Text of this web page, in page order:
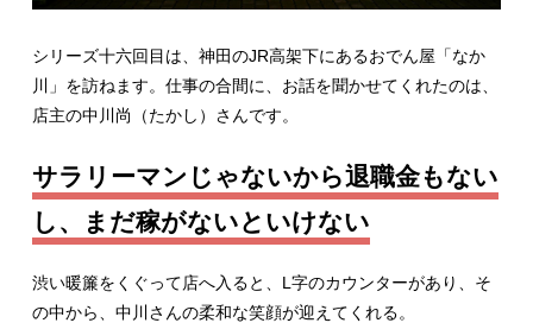
シリーズ十六回目は、神田のJR高架下にあるおでん屋「なか
川」を訪ねます。仕事の合間に、お話を聞かせてくれたのは、
店主の中川尚（たかし）さんです。
サラリーマンじゃないから退職金もない
し、まだ稼がないといけない
渋い暖簾をくぐって店へ入ると、L字のカウンターがあり、そ
の中から、中川さんの柔和な笑顔が迎えてくれる。